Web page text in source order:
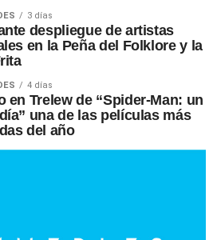
3 días
despliegue de artistas
en la Peña del Folklore y la
4 días
en Trelew de “Spider-Man: un
una de las películas más
del año